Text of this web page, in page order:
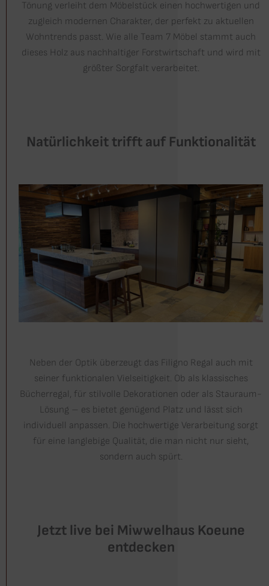
Tönung verleiht dem Möbelstück einen hochwertigen und
zugleich modernen Charakter, der perfekt zu aktuellen
Wohntrends passt. Wie alle Team 7 Möbel stammt auch
dieses Holz aus nachhaltiger Forstwirtschaft und wird mit
größter Sorgfalt verarbeitet.
Natürlichkeit trifft auf Funktionalität
Neben der Optik überzeugt das Filigno Regal auch mit
seiner funktionalen Vielseitigkeit. Ob als klassisches
Bücherregal, für stilvolle Dekorationen oder als Stauraum-
Lösung – es bietet genügend Platz und lässt sich
individuell anpassen. Die hochwertige Verarbeitung sorgt
für eine langlebige Qualität, die man nicht nur sieht,
sondern auch spürt.
Jetzt live bei Miwwelhaus Koeune
entdecken